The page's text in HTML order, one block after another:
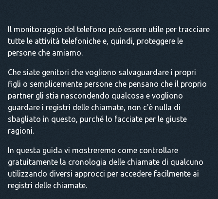
Il monitoraggio del telefono può essere utile per tracciare
tutte le attività telefoniche e, quindi, proteggere le
persone che amiamo.
Che siate genitori che vogliono salvaguardare i propri
figli o semplicemente persone che pensano che il proprio
partner gli stia nascondendo qualcosa e vogliono
guardare i registri delle chiamate, non c'è nulla di
sbagliato in questo, purché lo facciate per le giuste
ragioni.
In questa guida vi mostreremo come controllare
gratuitamente la cronologia delle chiamate di qualcuno
utilizzando diversi approcci per accedere facilmente ai
registri delle chiamate.